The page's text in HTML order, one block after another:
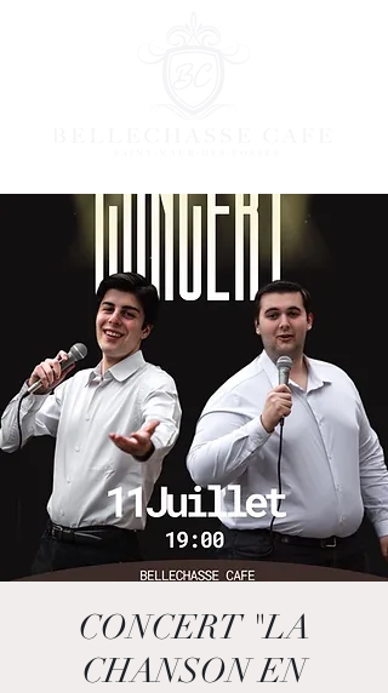
CONCERT "LA
CHANSON EN